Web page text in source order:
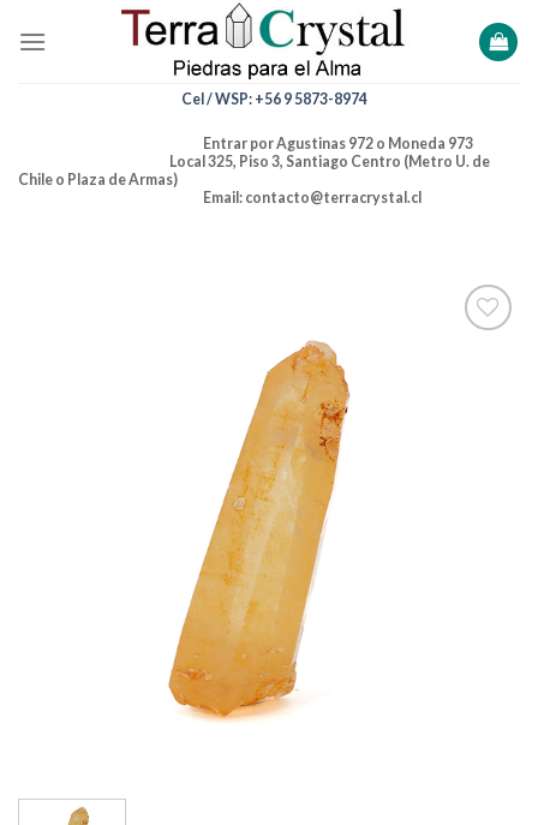
Cel / WSP: +56 9 5873-8974
Entrar por Agustinas 972 o Moneda 973
Local 325, Piso 3, Santiago Centro (Metro U. de
Chile o Plaza de Armas)
Email: contacto@terracrystal.cl